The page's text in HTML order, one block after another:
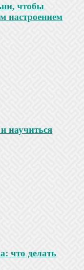
чтобы
настроением
научиться
что делать